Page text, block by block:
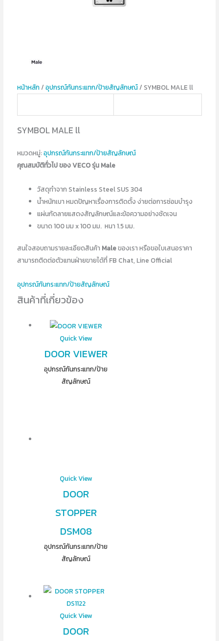
หน้าหลัก/ อุปกรณ์​กันกระแทก/ป้ายสัญลักษณ์/ SYMBOL MALE ll
SYMBOL MALE ll
หมวดหมู่:อุปกรณ์​กันกระแทก/ป้ายสัญลักษณ์
คุณสมบัติทั่วไป ของ VECO รุ่น Male
วัสดุทำจาก Stainless Steel SUS 304
น้ำหนักเบา หมดปัญหาเรื่องการติดตั้ง ง่ายต่อการซ่อมบำรุง
แผ่นกัดลายแสดงสัญลักษณ์และข้อความอย่างชัดเจน
ขนาด 100 มม x 100 มม. หนา 1.5 มม.
สนใจสอบถามรายละเอียดสินค้า Maleของเรา หรือขอใบเสนอราคา
สามารถติดต่อตัวแทนฝ่ายขายได้ที่ FB Chat, Line Official
อุปกรณ์​กันกระแทก/ป้ายสัญลักษณ์
สินค้าที่เกี่ยวข้อง
Quick View
DOOR VIEWER
อุปกรณ์​กันกระแทก/ป้าย
สัญลักษณ์
Quick View
DOOR
STOPPER
DSM08
อุปกรณ์​กันกระแทก/ป้าย
สัญลักษณ์
Quick View
DOOR